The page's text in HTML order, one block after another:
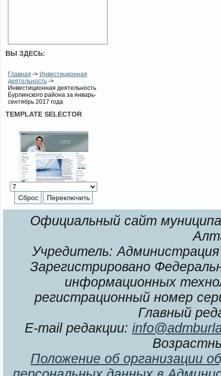
ВЫ ЗДЕСЬ:
Главная -> Инвестиционная
деятельность ->
Инвестиционная деятельность
Бурлинского района за январь-
сентябрь 2017 года
TEMPLATE SELECTOR
Официальный сайт
Учредитель: Администрация
Зарегистрировано
информационных
регистрационный номер
Главный
E-mail редакции:
Положение об организации